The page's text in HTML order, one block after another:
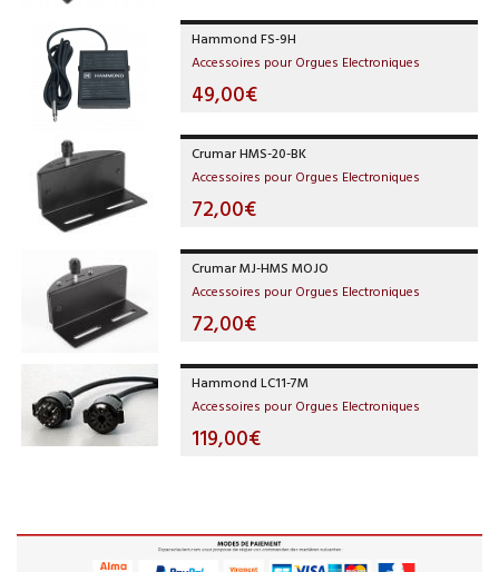
Hammond FS-9H
Accessoires pour Orgues Electroniques
49,00€
Crumar HMS-20-BK
Accessoires pour Orgues Electroniques
72,00€
Crumar MJ-HMS MOJO
Accessoires pour Orgues Electroniques
72,00€
Hammond LC11-7M
Accessoires pour Orgues Electroniques
119,00€